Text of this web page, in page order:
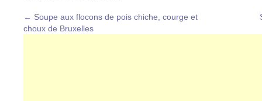
← Soupe aux flocons de pois chiche, courge et
choux de Bruxelles